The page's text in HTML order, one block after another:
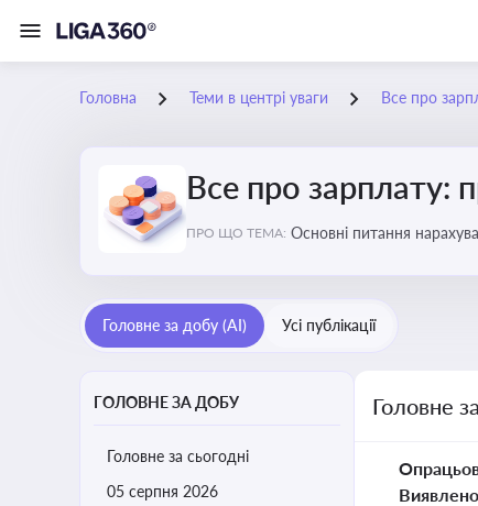
Головна Теми в центрі уваги Все про
Все про зарплату:
ПРО ЩО ТЕМА: Основні питання
Головне за добу (AI) Усі публікації
ГОЛОВНЕ ЗА ДОБУ
Головне за сьогодні
05 серпня 2026
Головне